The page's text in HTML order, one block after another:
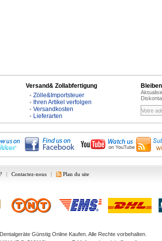
Versand& Zollabfertigung
Zölle&Importsteuer
Ihren Artikel verfolgen
Versandkosten
Lieferarten
| Contactez-nous | Plan du site
Dentalgeräte Günstig Online Kaufen. Alle Rechte vorbehalten.